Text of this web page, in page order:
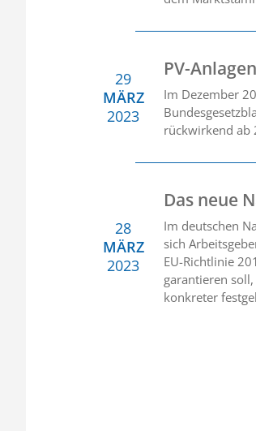
29
MÄRZ
2023
PV-
Im Dezember
rückwirkend ab
28
MÄRZ
2023
Das neue
Im deutschen
sich
EU-Richtlinie
garantieren
konkreter